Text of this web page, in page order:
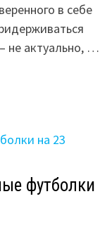
в себе
не актуально, …
футболки